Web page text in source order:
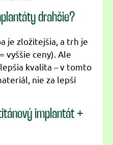
drahšie?
je zložitejšia, a trh je
vyššie ceny). Ale
kvalita – v tomto
nie za lepší
implantát +